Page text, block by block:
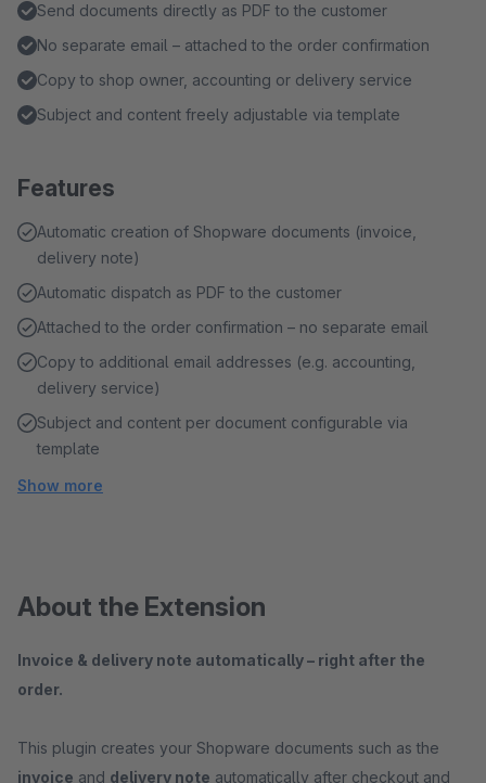
Send documents directly as PDF to the customer
No separate email – attached to the order confirmation
Copy to shop owner, accounting or delivery service
Subject and content freely adjustable via template
Features
Automatic creation of Shopware documents (invoice,
delivery note)
Automatic dispatch as PDF to the customer
Attached to the order confirmation – no separate email
Copy to additional email addresses (e.g. accounting,
delivery service)
Subject and content per document configurable via
template
Show more
About the Extension
Invoice & delivery note automatically – right after the
order.
This plugin creates your Shopware documents such as the
invoice and delivery note automatically after checkout and